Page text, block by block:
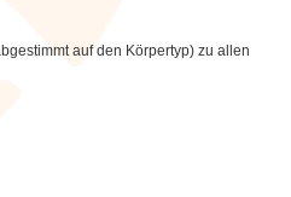
auf den Körpertyp) zu allen